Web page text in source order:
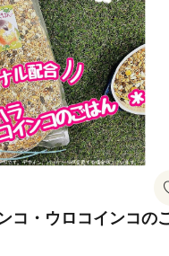
コ・ウロコインコの